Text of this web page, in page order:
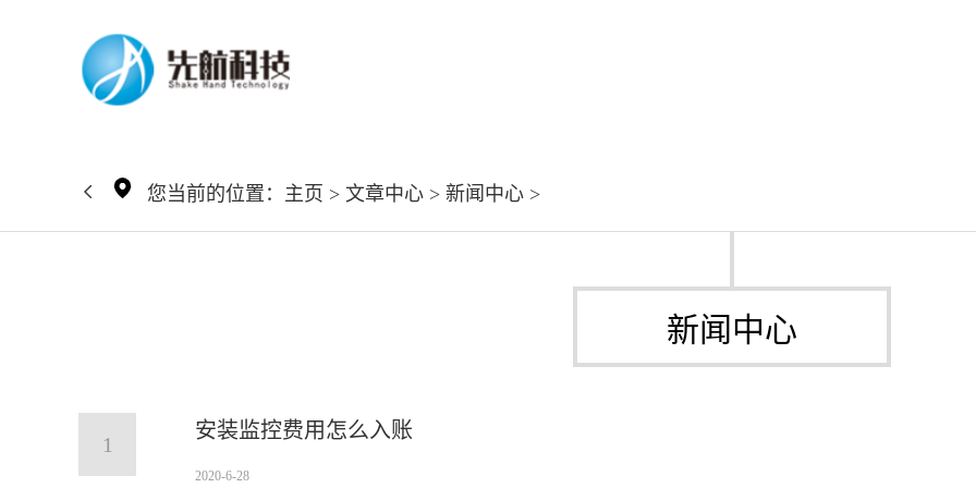
您当前的位置： 主页 > 文章中心 > 新闻中心 >
新闻中心
1
安装监控费用怎么入账
2020-6-28